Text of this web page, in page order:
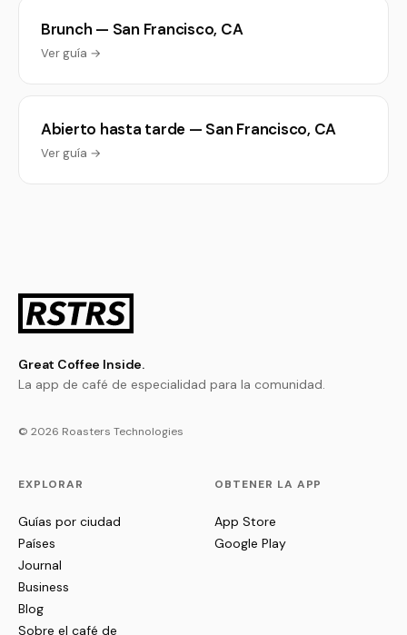
Brunch — San Francisco, CA
Ver guía →
Abierto hasta tarde — San Francisco, CA
Ver guía →
Great Coffee Inside.
La app de café de especialidad para la comunidad.
© 2026 Roasters Technologies
EXPLORAR
Guías por ciudad
Países
Journal
Business
Blog
Sobre el café de
OBTENER LA APP
App Store
Google Play